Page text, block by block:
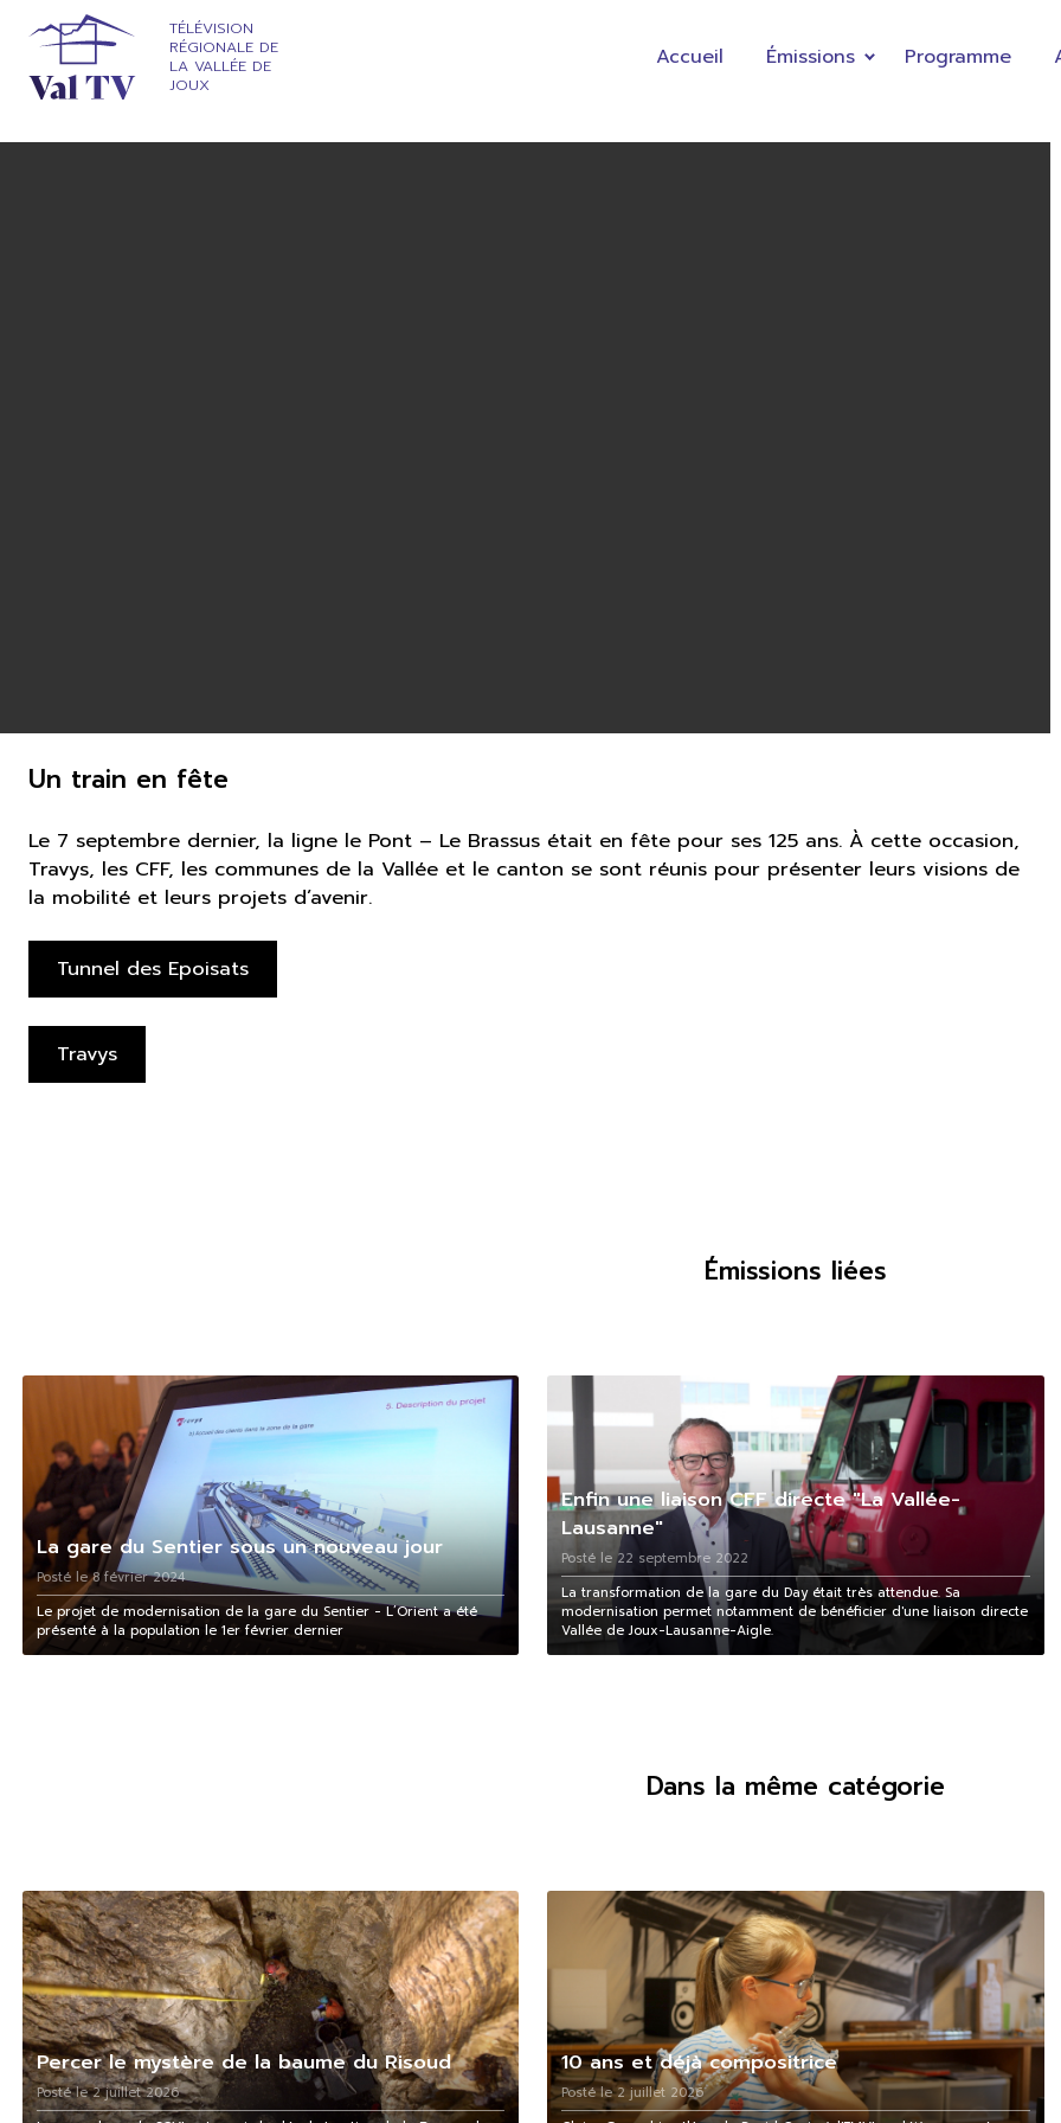
TÉLÉVISION
RÉGIONALE DE
LA VALLÉE DE
JOUX
Accueil Émissions Programme
Un train en fête
Le 7 septembre dernier, la ligne le Pont – Le Brassus était en fête pour ses 125 ans. À cette occasion,
Travys, les CFF, les communes de la Vallée et le canton se sont réunis pour présenter leurs visions de
la mobilité et leurs projets d’avenir.
Tunnel des Epoisats
Travys
Émissions liées
La gare du Sentier sous un nouveau jour
Posté le 8 février 2024
Le projet de modernisation de la gare du Sentier - L’Orient a été
présenté à la population le 1er février dernier
Enfin une liaison CFF directe "La Vallée-
Lausanne"
Posté le 22 septembre 2022
La transformation de la gare du Day était très attendue. Sa
modernisation permet notamment de bénéficier d'une liaison directe
Vallée de Joux-Lausanne-Aigle.
Dans la même catégorie
Percer le mystère de la baume du Risoud
Posté le 2 juillet 2026
10 ans et déjà compositrice
Posté le 2 juillet 2026